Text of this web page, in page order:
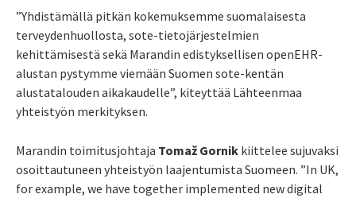
”Yhdistämällä pitkän kokemuksemme suomalaisesta
terveydenhuollosta, sote-tietojärjestelmien
kehittämisestä sekä Marandin edistyksellisen openEHR-
alustan pystymme viemään Suomen sote-kentän
alustatalouden aikakaudelle”, kiteyttää Lähteenmaa
yhteistyön merkityksen.
Marandin toimitusjohtaja Tomaž Gornik kiittelee sujuvaksi
osoittautuneen yhteistyön laajentumista Suomeen. ”In UK,
for example, we have together implemented new digital